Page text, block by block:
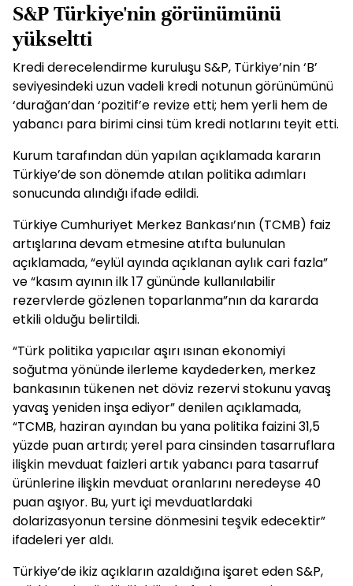
S&P Türkiye'nin görünümünü
yükseltti
Kredi derecelendirme kuruluşu S&P, Türkiye’nin ‘B’
seviyesindeki uzun vadeli kredi notunun görünümünü
‘durağan’dan ‘pozitif’e revize etti; hem yerli hem de
yabancı para birimi cinsi tüm kredi notlarını teyit etti.
Kurum tarafından dün yapılan açıklamada kararın
Türkiye’de son dönemde atılan politika adımları
sonucunda alındığı ifade edildi.
Türkiye Cumhuriyet Merkez Bankası’nın (TCMB) faiz
artışlarına devam etmesine atıfta bulunulan
açıklamada, “eylül ayında açıklanan aylık cari fazla”
ve “kasım ayının ilk 17 gününde kullanılabilir
rezervlerde gözlenen toparlanma”nın da kararda
etkili olduğu belirtildi.
“Türk politika yapıcılar aşırı ısınan ekonomiyi
soğutma yönünde ilerleme kaydederken, merkez
bankasının tükenen net döviz rezervi stokunu yavaş
yavaş yeniden inşa ediyor” denilen açıklamada,
“TCMB, haziran ayından bu yana politika faizini 31,5
yüzde puan artırdı; yerel para cinsinden tasarruflara
ilişkin mevduat faizleri artık yabancı para tasarruf
ürünlerine ilişkin mevduat oranlarını neredeyse 40
puan aşıyor. Bu, yurt içi mevduatlardaki
dolarizasyonun tersine dönmesini teşvik edecektir”
ifadeleri yer aldı.
Türkiye’de ikiz açıkların azaldığına işaret eden S&P,